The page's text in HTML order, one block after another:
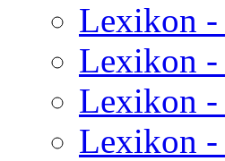
Lexikon -
Lexikon -
Lexikon
Lexikon